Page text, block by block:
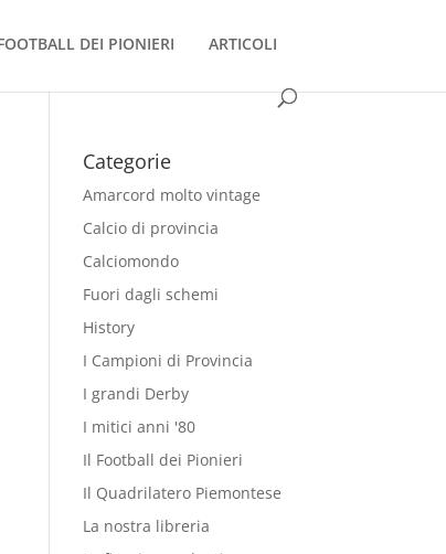
DEI PIONIERI ARTICOLI
Categorie
Amarcord molto vintage
Calcio di provincia
Calciomondo
Fuori dagli schemi
History
I Campioni di Provincia
I grandi Derby
I mitici anni '80
Il Football dei Pionieri
Il Quadrilatero Piemontese
La nostra libreria